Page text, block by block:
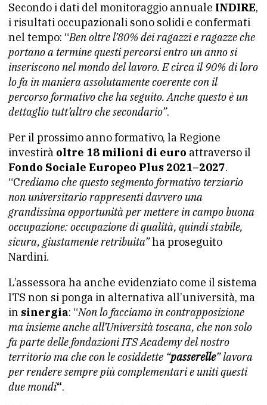
Secondo i dati del monitoraggio annuale INDIRE,
i risultati occupazionali sono solidi e confermati
nel tempo: “Ben oltre l’80% dei ragazzi e ragazze che
portano a termine questi percorsi entro un anno si
inseriscono nel mondo del lavoro. E circa il 90% di loro
lo fa in maniera assolutamente coerente con il
percorso formativo che ha seguito. Anche questo è un
dettaglio tutt’altro che secondario”.
Per il prossimo anno formativo, la Regione
investirà oltre 18 milioni di euro attraverso il
Fondo Sociale Europeo Plus 2021–2027.
“Crediamo che questo segmento formativo terziario
non universitario rappresenti davvero una
grandissima opportunità per mettere in campo buona
occupazione: occupazione di qualità, quindi stabile,
sicura, giustamente retribuita”ha proseguito
Nardini.
L’assessora ha anche evidenziato come il sistema
ITS non si ponga in alternativa all’università, ma
in sinergia: “Non lo facciamo in contrapposizione
ma insieme anche all’Università toscana, che non solo
fa parte delle fondazioni ITS Academy del nostro
territorio ma che con le cosiddette “passerelle” lavora
per rendere sempre più complementari e uniti questi
due mondi“.